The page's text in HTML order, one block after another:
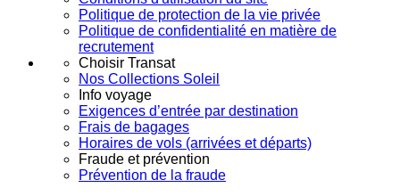
Politique de protection de la vie privée
Politique de confidentialité en matière de
recrutement
Choisir Transat
Nos Collections Soleil
Info voyage
Exigences d’entrée par destination
Frais de bagages
Horaires de vols (arrivées et départs)
Fraude et prévention
Prévention de la fraude